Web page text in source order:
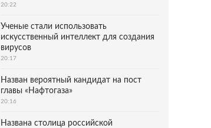
20:22
Ученые стали использовать
искусственный интеллект для создания
вирусов
20:17
Назван вероятный кандидат на пост
главы «Нафтогаза»
20:16
Названа столица российской